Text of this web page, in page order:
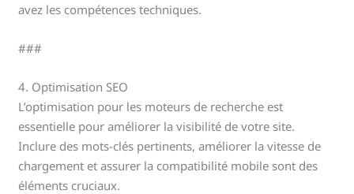
avez les compétences techniques.
###
4. Optimisation SEO
L’optimisation pour les moteurs de recherche est
essentielle pour améliorer la visibilité de votre site.
Inclure des mots-clés pertinents, améliorer la vitesse de
chargement et assurer la compatibilité mobile sont des
éléments cruciaux.